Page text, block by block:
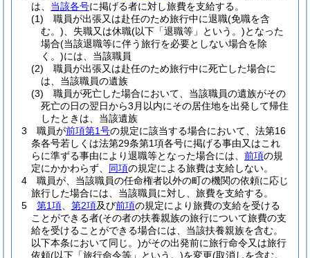
は、 当該各号に掲げる者に対し旅費を支給する。
(1)
職員が出張又は赴任のため旅行中に退職(免職を含
む。) 、失職又は休職(以下「退職等」という。)となった
場合(当該退職等に伴う旅行を必要としない場合を除
く。)には、当該職員
(2)
職員が出張又は赴任のため旅行中に死亡した場合に
は、当該職員の遺族
(3)
職員が死亡した場合において、当該職員の遺族がその
死亡の日の翌日から3月以内にその居住地を出発して帰住
したときは、当該遺族
3
職員が前項第1号の規定に該当する場合において、法第16
条各号若しくは法第29条第1項各号に掲げる事由又はこれ
らに準ずる事由により退職等となった場合には、 前項の規
定にかかわらず、 同項の規定による旅費は支給しない。
4
職員が、当該職員の任命権者以外の町の機関の依頼に応じ
旅行した場合には、当該職員に対し、旅費を支給する。
5
第1項 第2項及び前項の規定により旅費の支給を受ける
ことができる者(その者の扶養親族の旅行について旅費の支
給を受けることができる場合には、当該扶養親族を含む。
以下本条において同じ。)がその出発前に旅行命令又は旅行
依頼(以下「旅行命令等」という。)を変更(取消しを含む。